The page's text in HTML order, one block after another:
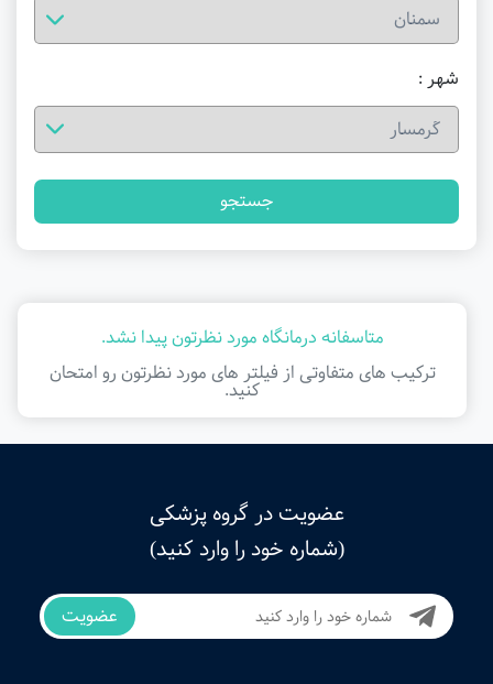
شهر :
جستجو
متاسفانه درمانگاه مورد نظرتون پیدا نشد.
ترکیب های متفاوتی از فیلتر ‌های مورد نظرتون رو امتحان
کنید.
عضویت در گروه پزشکی
(شماره خود را وارد کنید)
عضویت